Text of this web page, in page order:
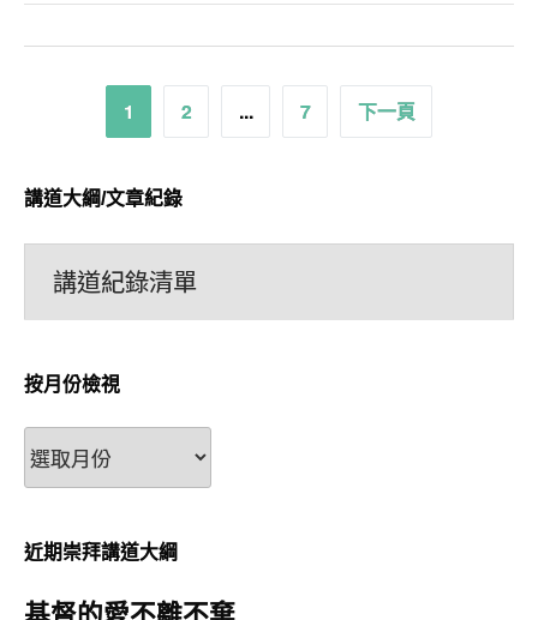
分
頁
1 2 ... 7 下一頁
講道大綱/文章紀錄
講道紀錄清單
按月份檢視
按
月
檢
視
近期崇拜講道大綱